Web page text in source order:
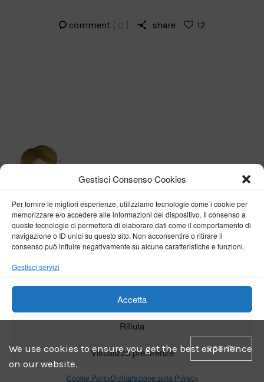
Gestisci Consenso Cookies
Per fornire le migliori esperienze, utilizziamo tecnologie come i cookie per
memorizzare e/o accedere alle informazioni del dispositivo. Il consenso a
queste tecnologie ci permetterà di elaborare dati come il comportamento di
navigazione o ID unici su questo sito. Non acconsentire o ritirare il
consenso può influire negativamente su alcune caratteristiche e funzioni.
Gestisci servizi
Accetta
Rifiuta
Visualizza preferenze
Cookie PolicyDichiarazione sulla Privacy
comment [ 0 ] share 12
BY VERONICA D'ONOFRIO
Veronica D'Onofrio
GOT IT!
We use cookies to ensure you get the best experience
on our website.